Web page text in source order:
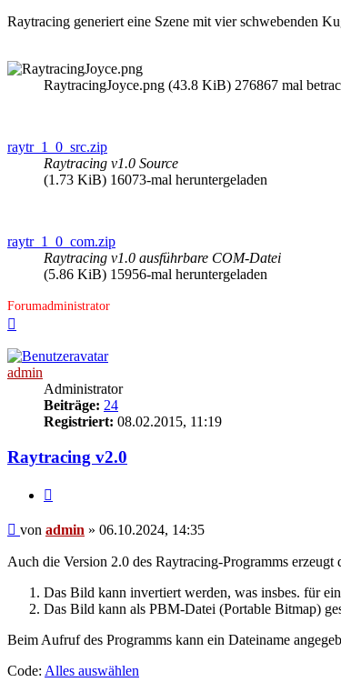
Raytracing generiert eine Szene mit vier schwebenden
RaytracingJoyce.png (43.8 KiB) 276867 mal
raytr_1_0_src.zip
Raytracing v1.0 Source
(1.73 KiB) 16073-mal heruntergeladen
raytr_1_0_com.zip
Raytracing v1.0 ausführbare COM-Datei
(5.86 KiB) 15956-mal heruntergeladen
Forumadministrator
admin
Administrator
Beiträge: 24
Registriert: 08.02.2015, 11:19
Raytracing v2.0
Beitrag
von admin » 06.10.2024, 14:35
Auch die Version 2.0 des Raytracing-Programms
Das Bild kann invertiert werden, was insbes. für
Das Bild kann als PBM-Datei (Portable Bitmap)
Beim Aufruf des Programms kann ein Dateiname
Code: Alles auswählen